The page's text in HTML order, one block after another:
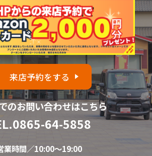
来店予約をする
のお問い合わせはこちら
0865-64-5858
業時間／10:00～19:00